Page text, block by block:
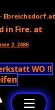
Ebreichsdorf.at
in Fire. at
2. 2486
WO !!